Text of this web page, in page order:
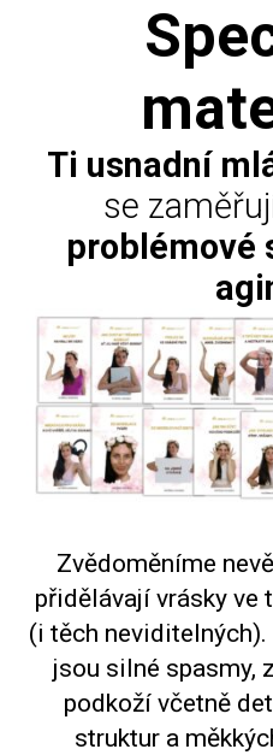
Ti usnadní
se
problémové
Zvědoměníme
přidělávají vrásky ve
(i těch
jsou silné spasmy,
podkoží včetně
struktur a